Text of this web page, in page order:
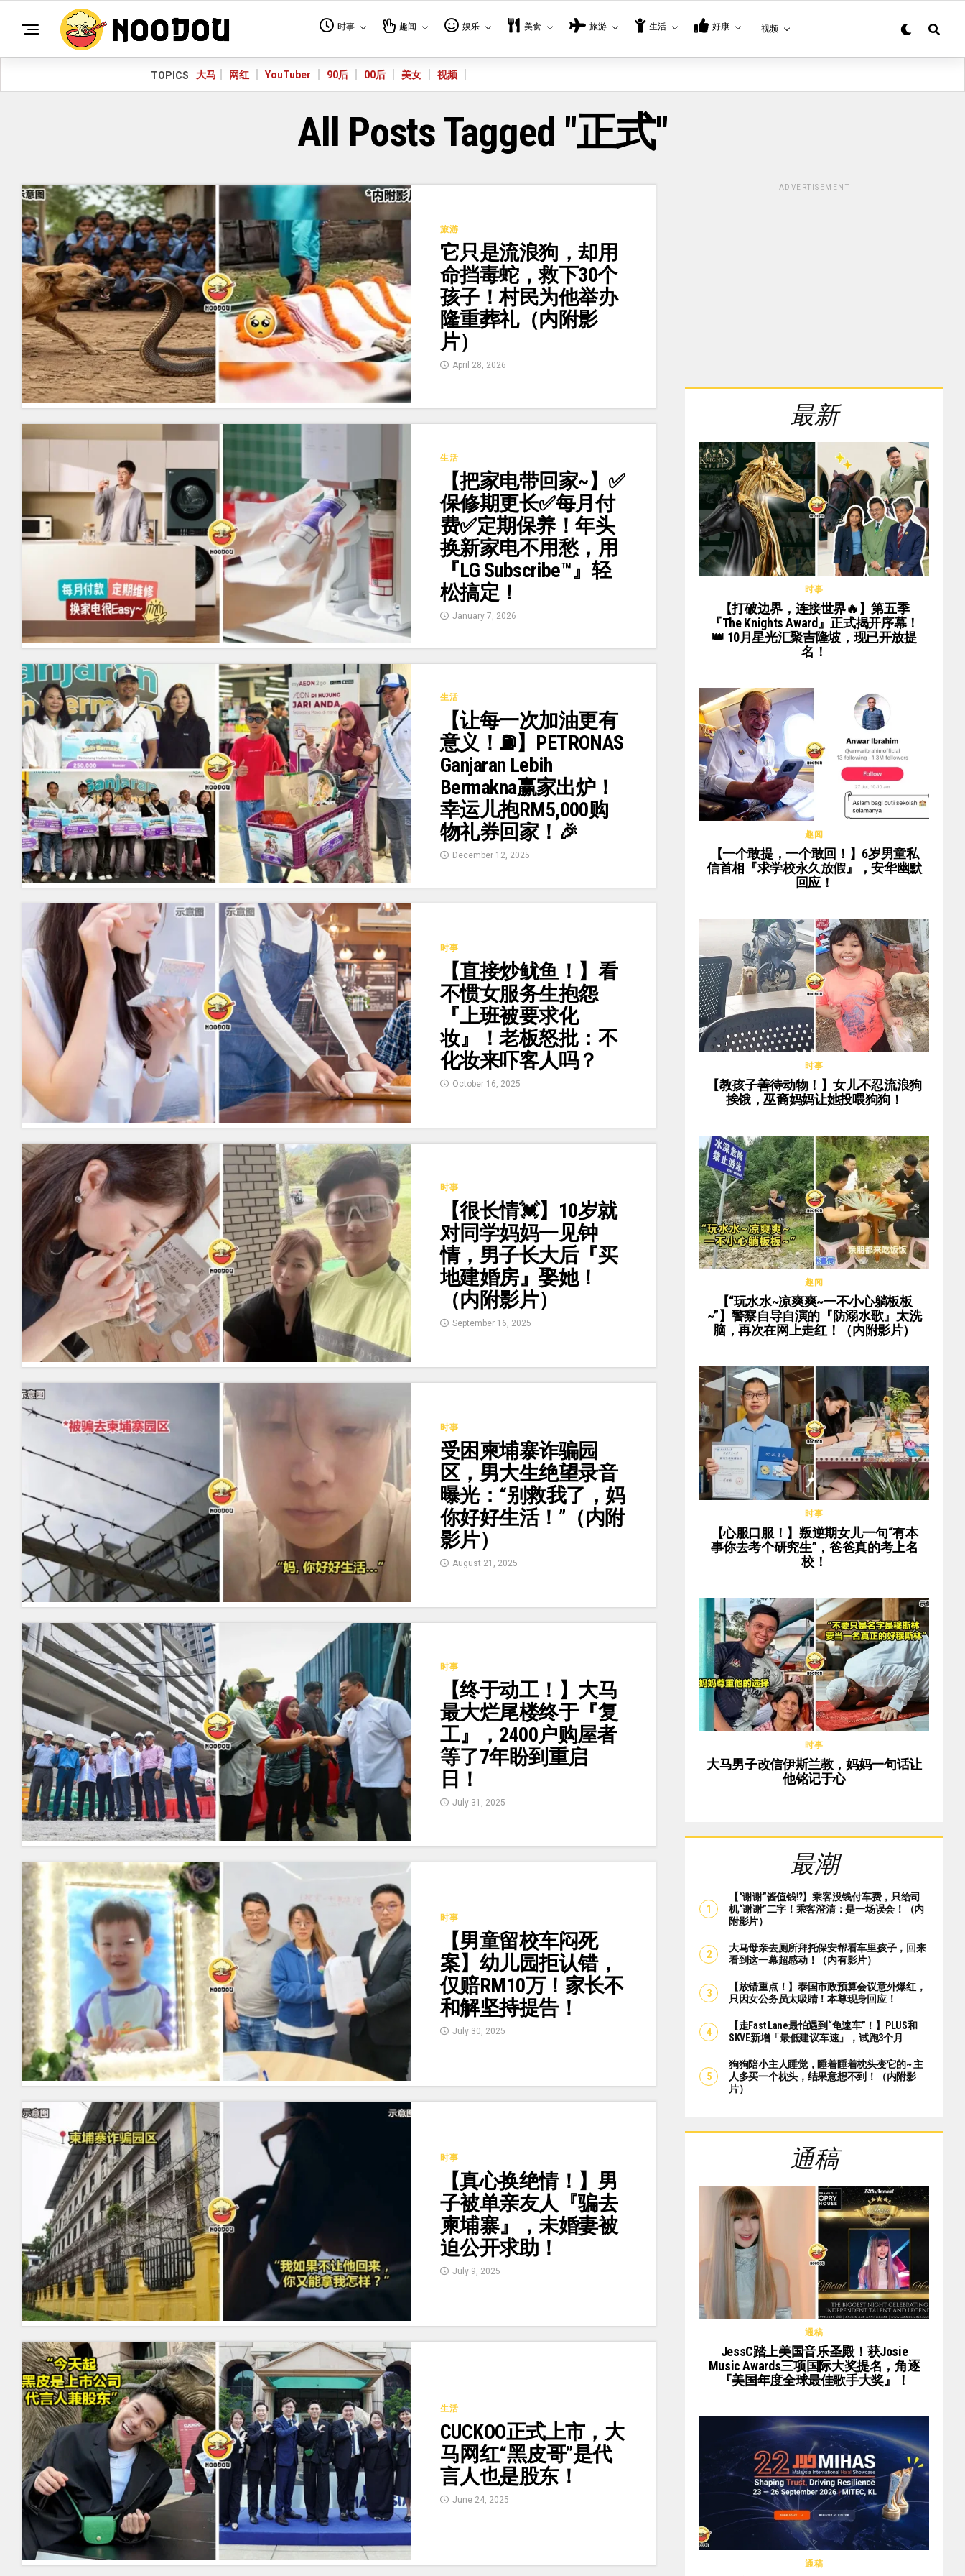
时事 趣闻 娱乐 美食 旅游 生活 好康 视频
TOPICS 大马 网红 YouTuber 90后 00后 美女 视频
All Posts Tagged "正式"
旅游
它只是流浪狗，却用
命挡毒蛇，救下30个
孩子！村民为他举办
隆重葬礼（内附影
片）
April 28, 2026
生活
【把家电带回家~】✅
保修期更长✅每月付
费✅定期保养！年头
换新家电不用愁，用
『LG Subscribe™』轻
松搞定！
January 7, 2026
生活
【让每一次加油更有
意义！⛽】PETRONAS
Ganjaran Lebih
Bermakna赢家出炉！
幸运儿抱RM5,000购
物礼券回家！🎉
December 12, 2025
时事
【直接炒鱿鱼！】看
不惯女服务生抱怨
『上班被要求化
妆』！老板怒批：不
化妆来吓客人吗？
October 16, 2025
时事
【很长情💓】10岁就
对同学妈妈一见钟
情，男子长大后『买
地建婚房』娶她！
（内附影片）
September 16, 2025
时事
受困柬埔寨诈骗园
区，男大生绝望录音
曝光：“别救我了，妈
你好好生活！”（内附
影片）
August 21, 2025
时事
【终于动工！】大马
最大烂尾楼终于『复
工』，2400户购屋者
等了7年盼到重启
日！
July 31, 2025
时事
【男童留校车闷死
案】幼儿园拒认错，
仅赔RM10万！家长不
和解坚持提告！
July 30, 2025
时事
【真心换绝情！】男
子被单亲友人『骗去
柬埔寨』，未婚妻被
迫公开求助！
July 9, 2025
生活
CUCKOO正式上市，大
马网红“黑皮哥”是代
言人也是股东！
June 24, 2025
ADVERTISEMENT
最新
时事
【打破边界，连接世界🔥】第五季
『The Knights Award』正式揭开序幕！
👑 10月星光汇聚吉隆坡，现已开放提
名！
趣闻
【一个敢提，一个敢回！】6岁男童私
信首相『求学校永久放假』，安华幽默
回应！
时事
【教孩子善待动物！】女儿不忍流浪狗
挨饿，巫裔妈妈让她投喂狗狗！
趣闻
【“玩水水~凉爽爽~一不小心躺板板
~”】警察自导自演的『防溺水歌』太洗
脑，再次在网上走红！（内附影片）
时事
【心服口服！】叛逆期女儿一句“有本
事你去考个研究生”，爸爸真的考上名
校！
时事
大马男子改信伊斯兰教，妈妈一句话让
他铭记于心
最潮
【“谢谢”酱值钱⁉️】乘客没钱付车费，只给司
机“谢谢”二字！乘客澄清：是一场误会！（内
附影片）
大马母亲去厕所拜托保安帮看车里孩子，回来
看到这一幕超感动！（内有影片）
【放错重点！】泰国市政预算会议意外爆红，
只因女公务员太吸睛！本尊现身回应！
【走Fast Lane最怕遇到“龟速车”！】PLUS和
SKVE新增「最低建议车速」，试跑3个月
狗狗陪小主人睡觉，睡着睡着枕头变它的~ 主
人多买一个枕头，结果意想不到！（内附影
片）
通稿
通稿
JessC踏上美国音乐圣殿！获Josie
Music Awards三项国际大奖提名，角逐
『美国年度全球最佳歌手大奖』！
通稿